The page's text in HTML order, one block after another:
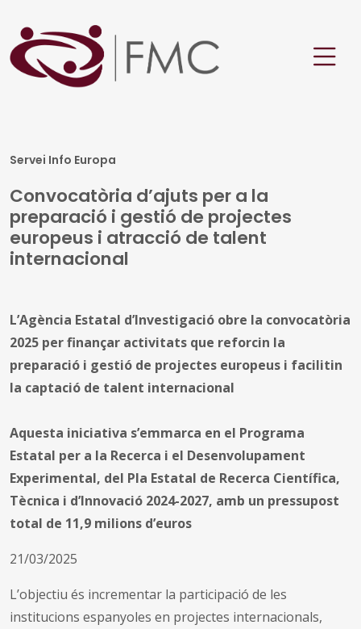
Servei Info Europa
Convocatòria d’ajuts per a la
preparació i gestió de projectes
europeus i atracció de talent
internacional
L’Agència Estatal d’Investigació obre la convocatòria
2025 per finançar activitats que reforcin la
preparació i gestió de projectes europeus i facilitin
la captació de talent internacional
Aquesta iniciativa s’emmarca en el Programa
Estatal per a la Recerca i el Desenvolupament
Experimental, del Pla Estatal de Recerca Científica,
Tècnica i d’Innovació 2024-2027, amb un pressupost
total de 11,9 milions d’euros
21/03/2025
L’objectiu és incrementar la participació de les
institucions espanyoles en projectes internacionals,